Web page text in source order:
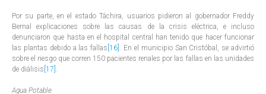
Por su parte, en el estado Táchira, usuarios pidieron al gobernador Freddy
Bernal explicaciones sobre las causas de la crisis eléctrica, e incluso
denunciaron que hasta en el hospital central han tenido que hacer funcionar
las plantas debido a las fallas [16] . En el municipio San Cristóbal, se advirtió
sobre el riesgo que corren 150 pacientes renales por las fallas en las unidades
de diálisis [17] .
Agua Potable